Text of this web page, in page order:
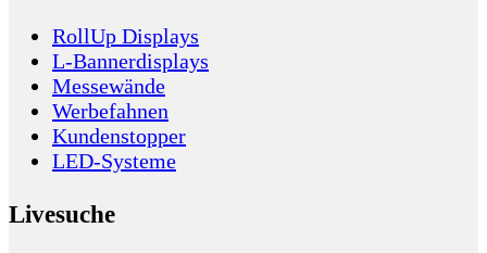
RollUp Displays
L-Bannerdisplays
Messewände
Werbefahnen
Kundenstopper
LED-Systeme
Livesuche